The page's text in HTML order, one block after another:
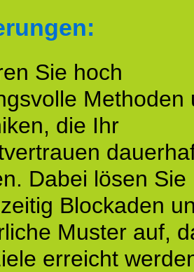
Sie hoch
Methoden
die Ihr
Dabei lösen Sie
Blockaden
Muster auf,
erreicht